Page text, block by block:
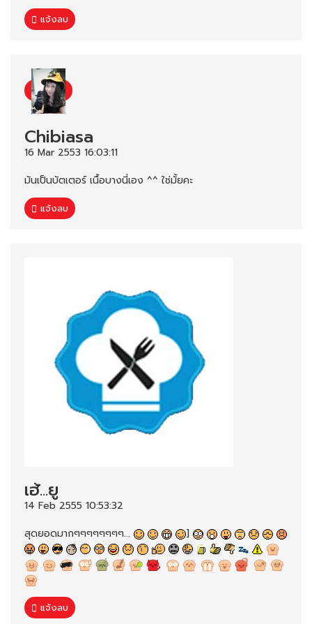
แจ้งลบ
Chibiasa
16 Mar 2553 16:03:11
มันเป็นบัตเตอร์ เนื้อบางนี่เอง ^^ ใช่มั้ยคะ
แจ้งลบ
เฮ้...ยู
14 Feb 2555 10:53:32
สุดยอดมากๆๆๆๆๆๆๆๆ...
]
แจ้งลบ